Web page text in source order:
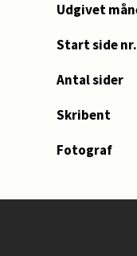
Udgivet
Start side nr.
Antal sider
Skribent
Fotograf